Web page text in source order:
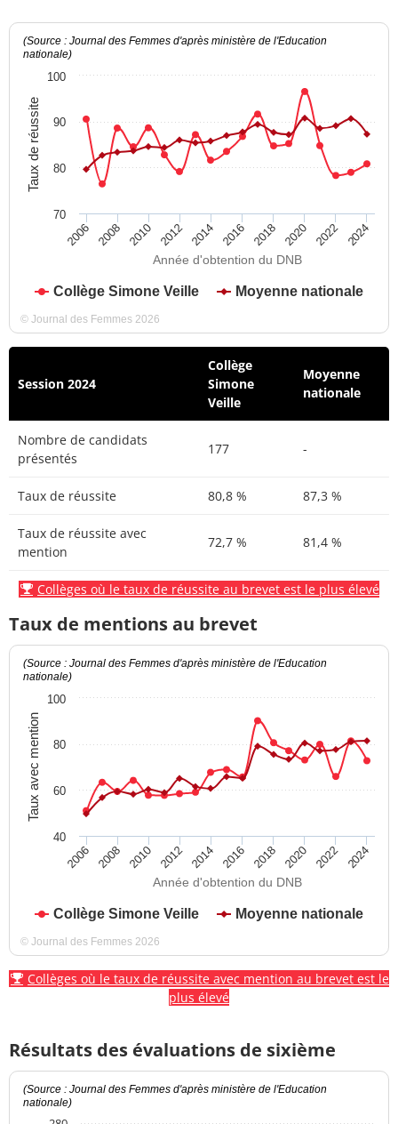
Année d'obtention du DNB
Taux de réussite
(Source : Journal des Femmes d'après ministère de l'Education
nationale)
Collège Simone Veille Moyenne nationale
2006 2008 2010 2012 2014 2016 2018 2020 2022 2024
70
80
90
100
© Journal des Femmes 2026
Session 2024
Collège
Simone
Veille
Moyenne
nationale
Nombre de candidats
présentés
177 -
Taux de réussite 80,8 % 87,3 %
Taux de réussite avec
mention
72,7 % 81,4 %
Collèges où le taux de réussite au brevet est le plus élevé
Taux de mentions au brevet
Année d'obtention du DNB
Taux avec mention
(Source : Journal des Femmes d'après ministère de l'Education
nationale)
Collège Simone Veille Moyenne nationale
2006 2008 2010 2012 2014 2016 2018 2020 2022 2024
40
60
80
100
© Journal des Femmes 2026
Collèges où le taux de réussite avec mention au brevet est le
plus élevé
Résultats des évaluations de sixième
(Source : Journal des Femmes d'après ministère de l'Education
nationale)